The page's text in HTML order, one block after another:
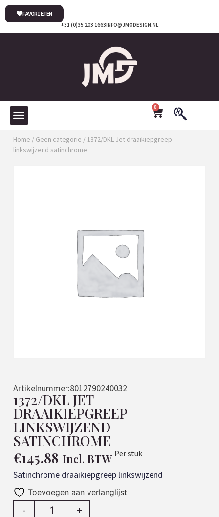
INFO@JMODESIGN.NL
+31 (0)35 203 1663
FAVORIETEN
0
Home / Geen categorie / 1372/DKL Jet draaikiepgreep
linkswijzend satinchrome
Artikelnummer:8012790240032
1372/DKL JET
DRAAIKIEPGREEP
LINKSWIJZEND
SATINCHROME
€145.88 Incl. BTW Per stuk
Satinchrome draaikiepgreep linkswijzend
Toevoegen aan verlanglijst
- +